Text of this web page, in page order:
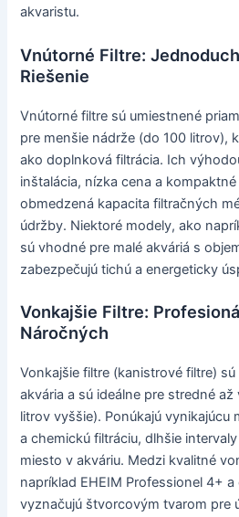
akvaristu.
Vnútorné Filtre:
Riešenie
Vnútorné filtre sú umiestnené
pre menšie nádrže (do 100 litrov),
ako doplnková filtrácia. Ich
inštalácia, nízka cena a
obmedzená kapacita filtračných
údržby. Niektoré modely, ako
sú vhodné pre malé akváriá s
zabezpečujú tichú a energeticky
Vonkajšie Filtre:
Náročných
Vonkajšie filtre (kanistrové filtre)
akvária a sú ideálne pre stredné
litrov vyššie). Ponúkajú vynikajúcu
a chemickú filtráciu, dlhšie
miesto v akváriu. Medzi kvalitné
napríklad EHEIM Professionel 4+
vyznačujú štvorcovým tvarom pre